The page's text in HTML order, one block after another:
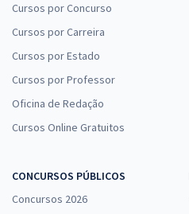
Cursos por Concurso
Cursos por Carreira
Cursos por Estado
Cursos por Professor
Oficina de Redação
Cursos Online Gratuitos
CONCURSOS PÚBLICOS
Concursos 2026